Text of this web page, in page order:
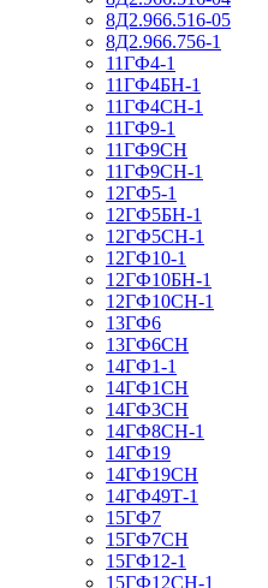
8Д2.966.516-05
8Д2.966.756-1
11ГФ4-1
11ГФ4БН-1
11ГФ4СН-1
11ГФ9-1
11ГФ9СН
11ГФ9СН-1
12ГФ5-1
12ГФ5БН-1
12ГФ5СН-1
12ГФ10-1
12ГФ10БН-1
12ГФ10СН-1
13ГФ6
13ГФ6СН
14ГФ1-1
14ГФ1СН
14ГФ3СН
14ГФ8СН-1
14ГФ19
14ГФ19СН
14ГФ49Т-1
15ГФ7
15ГФ7СН
15ГФ12-1
15ГФ12СН-1